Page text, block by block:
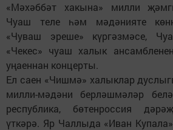
«Мәхәббәт хакына» милли
Чуаш теле һәм мәдәнияте
«Чуваш эреше» күргәзмәсе,
«Чекес» чуаш халык
уңаеннан концерты.
Ел саен «Чишмә» халыклар
милли-мәдәни берләшмәләр
республика, бөтенроссия
үткәрә. Яр Чаллыда «Иван